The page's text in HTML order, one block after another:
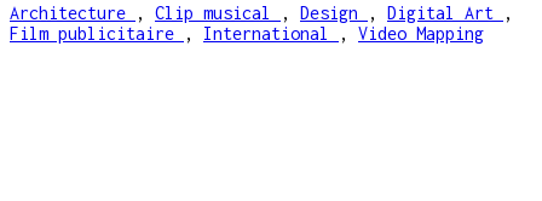
Architecture , Clip musical , Design , Digital Art
,
Film publicitaire
, International , Video Mapping